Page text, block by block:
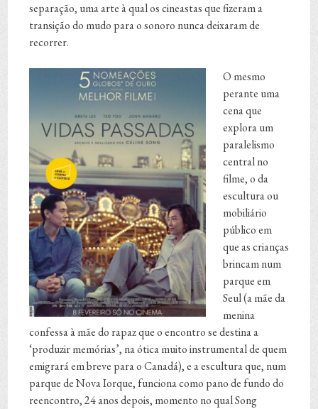
separação, uma arte à qual os cineastas que fizeram a
transição do mudo para o sonoro nunca deixaram de
recorrer.
O mesmo
perante uma
cena que
explora um
paralelismo
central no
filme, o da
escultura ou
mobiliário
público em
que as crianças
brincam num
parque em
Seul (a mãe da
menina
confessa à mãe do rapaz que o encontro se destina a
‘produzir memórias’, na ótica muito instrumental de quem
emigrará em breve para o Canadá), e a escultura que, num
parque de Nova Iorque, funciona como pano de fundo do
reencontro, 24 anos depois, momento no qual Song